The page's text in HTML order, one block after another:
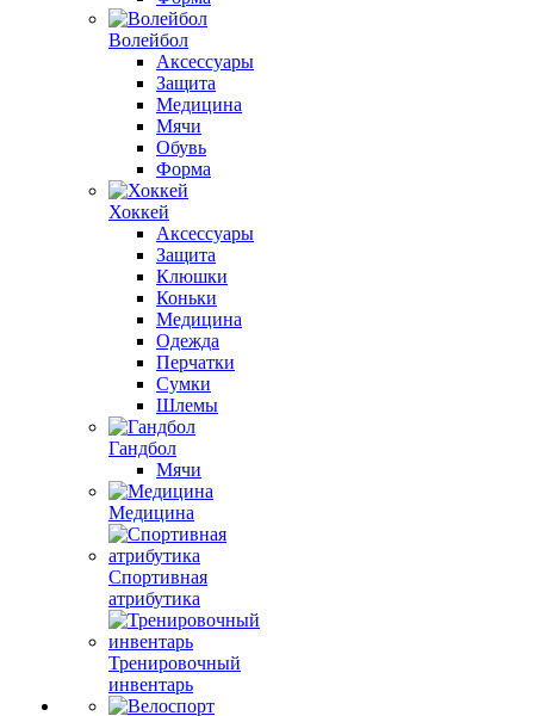
Волейбол
Аксессуары
Защита
Медицина
Мячи
Обувь
Форма
Хоккей
Аксессуары
Защита
Клюшки
Коньки
Медицина
Одежда
Перчатки
Сумки
Шлемы
Гандбол
Мячи
Медицина
Спортивная
атрибутика
Тренировочный
инвентарь